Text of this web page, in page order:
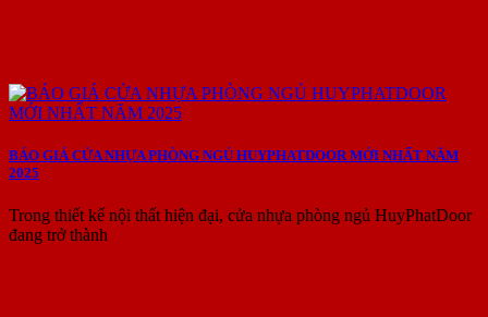
BÁO GIÁ CỬA NHỰA PHÒNG NGỦ HUYPHATDOOR MỚI NHẤT NĂM
2025
Trong thiết kế nội thất hiện đại, cửa nhựa phòng ngủ HuyPhatDoor
đang trở thành